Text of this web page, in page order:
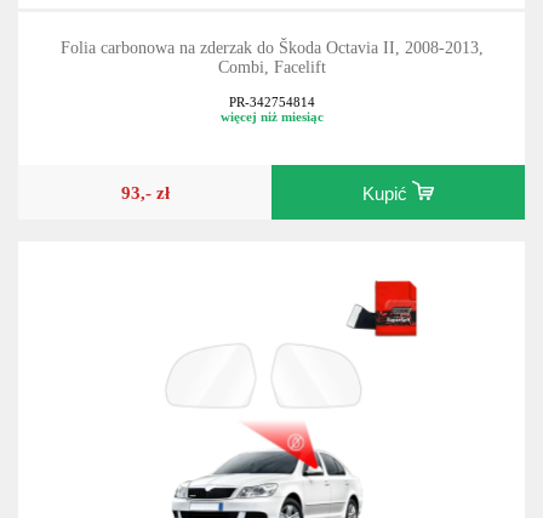
Folia carbonowa na zderzak do Škoda Octavia II, 2008-2013,
Combi, Facelift
PR-342754814
więcej niż miesiąc
93,- zł Kupić